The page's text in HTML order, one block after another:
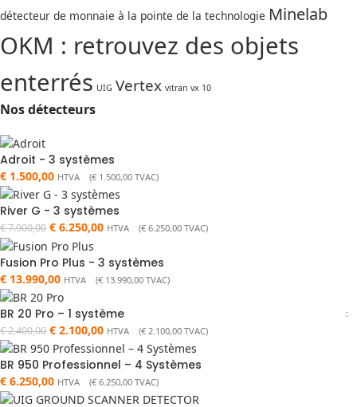
détecteur de monnaie à la pointe de la technologie Minelab
OKM : retrouvez des objets
enterrés UIG Vertex vitran vx 10
Nos détecteurs
Adroit - 3 systèmes
€ 1.500,00 HTVA (€ 1.500,00 TVAC)
River G - 3 systèmes
€7.900,00 € 6.250,00 HTVA (€ 6.250,00 TVAC)
Fusion Pro Plus - 3 systèmes
€ 13.990,00 HTVA (€ 13.990,00 TVAC)
BR 20 Pro – 1 système
€2.400,00 € 2.100,00 HTVA (€ 2.100,00 TVAC)
BR 950 Professionnel – 4 Systèmes
€ 6.250,00 HTVA (€ 6.250,00 TVAC)